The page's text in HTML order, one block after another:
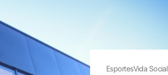
EsportesVida Social